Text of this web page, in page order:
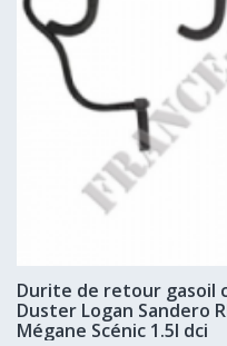
Durite de retour gasoil
Duster Logan Sandero
Mégane Scénic 1.5l dci